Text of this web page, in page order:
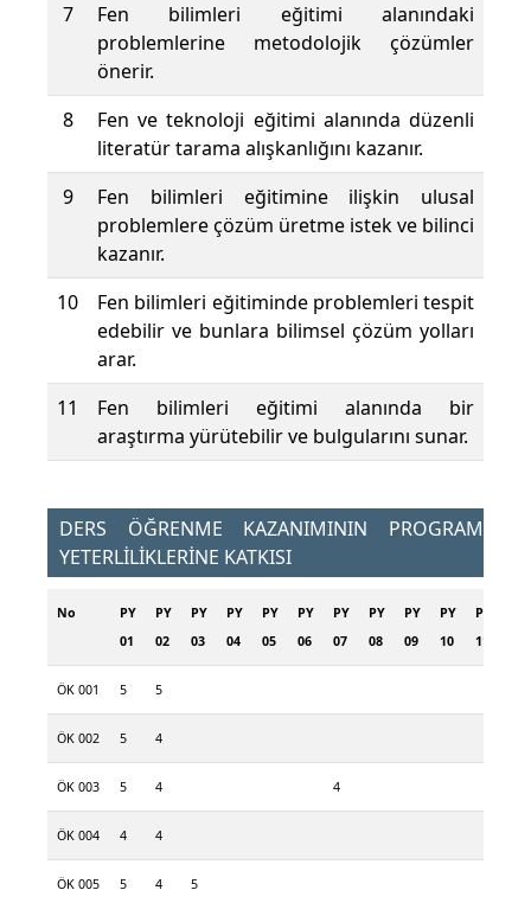
7
Fen bilimleri eğitimi alanındaki
problemlerine metodolojik çözümler
önerir.
8
Fen ve teknoloji eğitimi alanında düzenli
literatür tarama alışkanlığını kazanır.
9
Fen bilimleri eğitimine ilişkin ulusal
problemlere çözüm üretme istek ve bilinci
kazanır.
10
Fen bilimleri eğitiminde problemleri tespit
edebilir ve bunlara bilimsel çözüm yolları
arar.
11
Fen bilimleri eğitimi alanında bir
araştırma yürütebilir ve bulgularını sunar.
DERS ÖĞRENME KAZANIMININ PROGRAM
YETERLİLİKLERİNE KATKISI
No
PY
01
PY
02
PY
03
PY
04
PY
05
PY
06
PY
07
PY
08
PY
09
PY
10
PY
11
ÖK 001 5 5
ÖK 002 5 4
ÖK 003 5 4 4
ÖK 004 4 4
ÖK 005 5 4 5